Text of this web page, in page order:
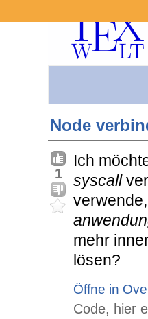
Node
1
Ich
syscall
mehr
lösen?
Öffne in
Code, hier